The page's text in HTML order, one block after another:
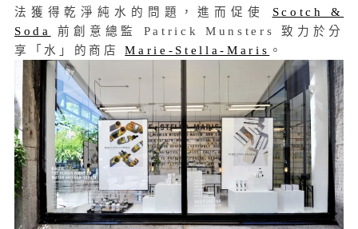
法獲得乾淨純水的問題，進而促使 Scotch &
Soda
前創意總監 Patrick Munsters 致力於分
享「水」的商店Marie-Stella-Maris 。